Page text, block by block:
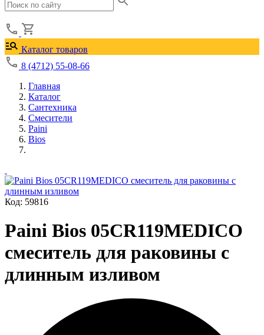
Каталог товаров
8 (4712) 55-08-66
Главная
Каталог
Сантехника
Смесители
Paini
Bios
Код: 59816
Paini Bios 05CR119MEDICO
смеситель для раковины с
длинным изливом